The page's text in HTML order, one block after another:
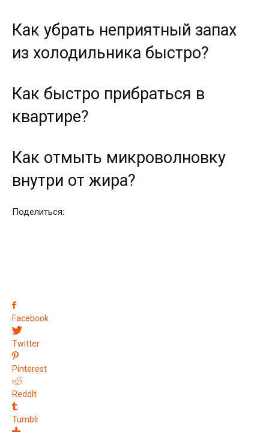
Как убрать неприятный запах
из холодильника быстро?
Как быстро прибраться в
квартире?
Как отмыть микроволновку
внутри от жира?
Поделиться:
Facebook
Twitter
Pinterest
ReddIt
Tumblr